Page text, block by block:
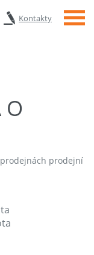
Kontakty Menu
O
prodejní